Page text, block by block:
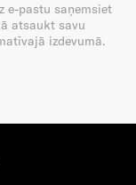
e-pastu saņemsiet
atsaukt savu
izdevumā.